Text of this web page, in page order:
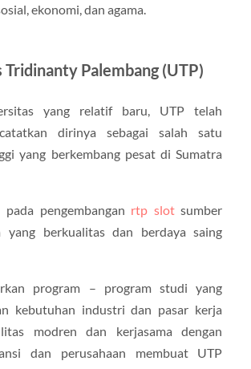
ekonomi, dan agama.
Palembang (UTP)
yang relatif baru, UTP telah
dirinya sebagai salah satu
yang berkembang pesat di Sumatra
pengembangan rtp slotsumber
yang berkualitas dan berdaya saing
program – program studi yang
kebutuhan industri dan pasar kerja
modren dan kerjasama dengan
dan perusahaan membuat UTP